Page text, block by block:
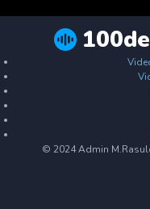
© 2024 Admin